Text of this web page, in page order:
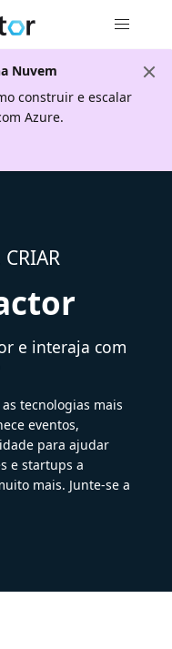
Nuvem
construir e escalar
Azure.
e interaja com
tecnologias mais
eventos,
para ajudar
e startups a
mais. Junte-se a